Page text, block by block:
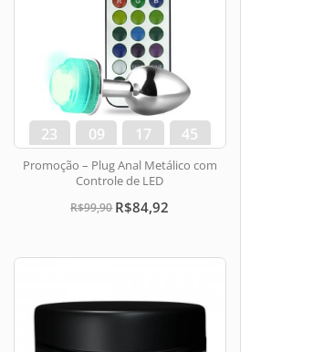
23
dias
09
hora
17
min
44
seg
Promoção – Plug Anal Metálico com
Controle de LED
R$99,90 R$84,92